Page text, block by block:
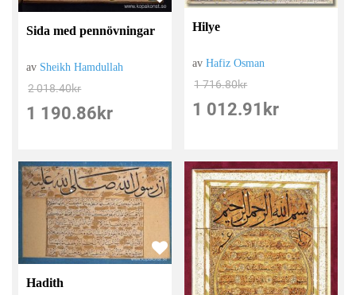
Sida med pennövningar
av Sheikh Hamdullah
2 018.40kr
1 190.86 kr
Hilye
avHafiz Osman
1 716.80kr
1 012.91 kr
Hadith